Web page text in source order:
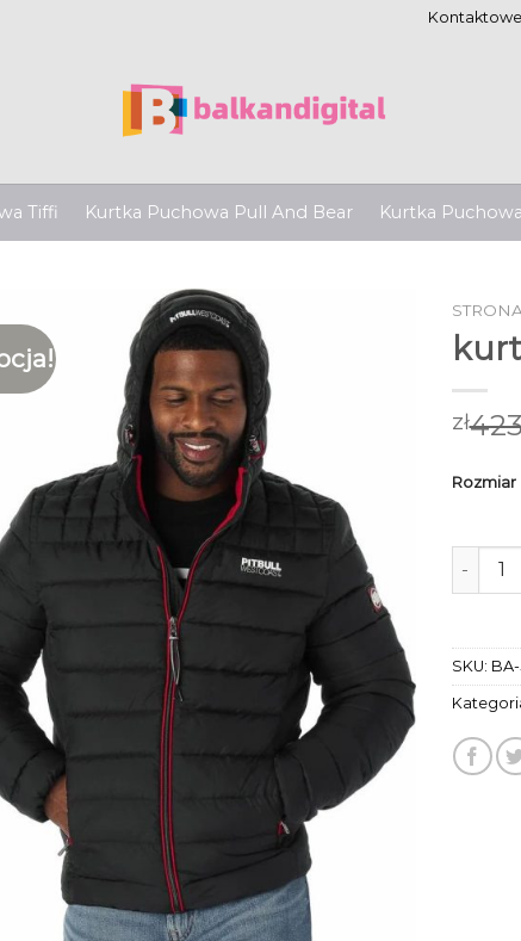
Kontaktowe
Tiffi Kurtka Puchowa Pull And Bear Kurtka
zł
Rozmiar
ilość
SKU: BA-